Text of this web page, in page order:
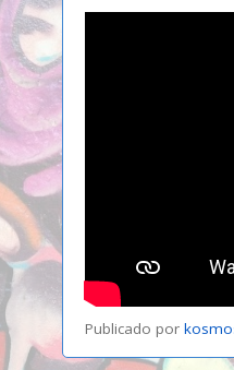
Publicado por